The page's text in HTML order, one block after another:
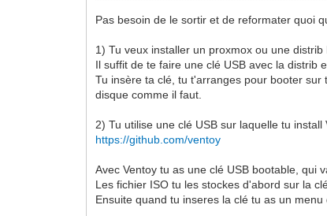
Pas besoin de le sortir et de reformater quoi
1) Tu veux installer un proxmox ou une distrib
Il suffit de te faire une clé USB avec la distrib
Tu insère ta clé, tu t'arranges pour booter
disque comme il faut.
2) Tu utilise une clé USB sur laquelle tu install
https://github.com/ventoy
Avec Ventoy tu as une clé USB bootable, qui
Les fichier ISO tu les stockes d'abord sur la
Ensuite quand tu inseres la clé tu as un